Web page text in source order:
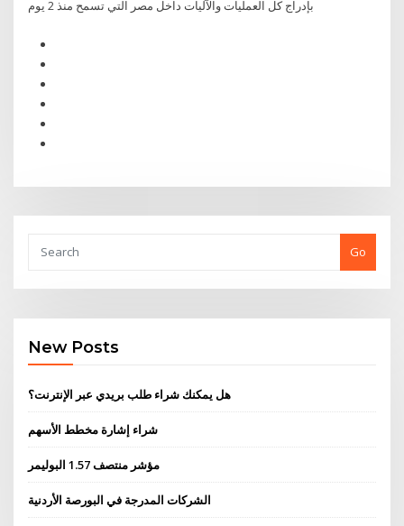
بإدراج كل العمليات والآليات داخل مصر التي تسمح منذ 2 يوم
Go
New Posts
هل يمكنك شراء طلب بريدي عبر الإنترنت؟
شراء إشارة مخطط الأسهم
مؤشر منتصف 1.57 البوليمر
الشركات المدرجة في البورصة الأردنية